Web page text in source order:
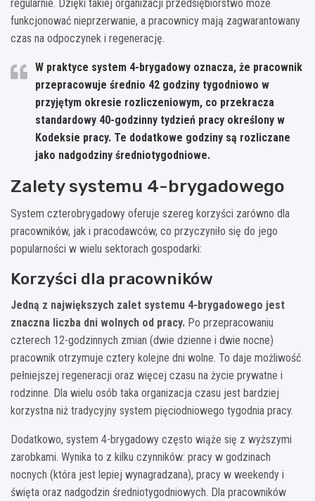
regularnie. Dzięki takiej organizacji przedsiębiorstwo może
funkcjonować nieprzerwanie, a pracownicy mają zagwarantowany
czas na odpoczynek i regenerację.
W praktyce system 4-brygadowy oznacza, że pracownik
przepracowuje średnio 42 godziny tygodniowo w
przyjętym okresie rozliczeniowym, co przekracza
standardowy 40-godzinny tydzień pracy określony w
Kodeksie pracy. Te dodatkowe godziny są rozliczane
jako nadgodziny średniotygodniowe.
Zalety systemu 4-brygadowego
System czterobrygadowy oferuje szereg korzyści zarówno dla
pracowników, jak i pracodawców, co przyczyniło się do jego
popularności w wielu sektorach gospodarki:
Korzyści dla pracowników
Jedną z największych zalet systemu 4-brygadowego jest
znaczna liczba dni wolnych od pracy. Po przepracowaniu
czterech 12-godzinnych zmian (dwie dzienne i dwie nocne)
pracownik otrzymuje cztery kolejne dni wolne. To daje możliwość
pełniejszej regeneracji oraz więcej czasu na życie prywatne i
rodzinne. Dla wielu osób taka organizacja czasu jest bardziej
korzystna niż tradycyjny system pięciodniowego tygodnia pracy.
Dodatkowo, system 4-brygadowy często wiąże się z wyższymi
zarobkami. Wynika to z kilku czynników: pracy w godzinach
nocnych (która jest lepiej wynagradzana), pracy w weekendy i
święta oraz nadgodzin średniotygodniowych. Dla pracowników